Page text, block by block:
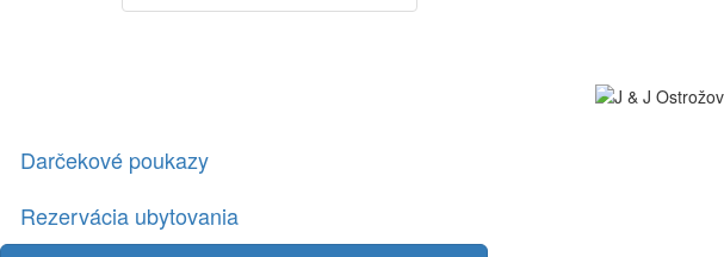
Darčekové poukazy
Rezervácia ubytovania